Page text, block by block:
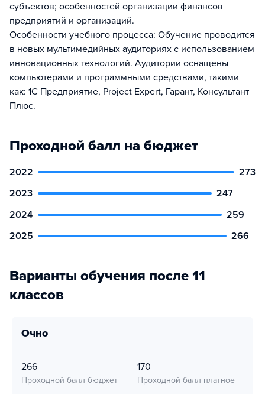
субъектов; особенностей организации финансов
предприятий и организаций.
Особенности учебного процесса: Обучение проводится
в новых мультимедийных аудиториях с использованием
инновационных технологий. Аудитории оснащены
компьютерами и программными средствами, такими
как: 1С Предприятие, Project Expert, Гарант, Консультант
Плюс.
Проходной балл на бюджет
2022
273
2023
247
2024
259
2025
266
Варианты обучения после 11
классов
очно
266
Проходной балл бюджет
170
Проходной балл платное